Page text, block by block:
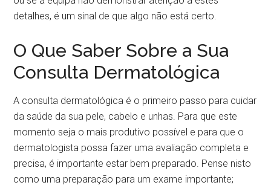
detalhes, é um sinal de que algo não está certo.
O Que Saber Sobre a Sua
Consulta Dermatológica
A consulta dermatológica é o primeiro passo para cuidar
da saúde da sua pele, cabelo e unhas. Para que este
momento seja o mais produtivo possível e para que o
dermatologista possa fazer uma avaliação completa e
precisa, é importante estar bem preparado. Pense nisto
como uma preparação para um exame importante;